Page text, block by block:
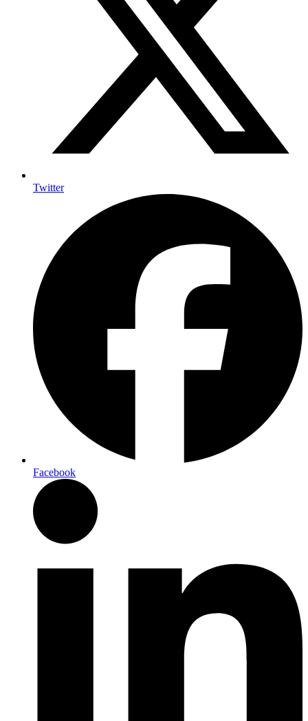
Twitter
Facebook